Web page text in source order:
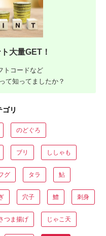
大量GET！
トコードなど
て知ってましたか？
リ
のどぐろ
ブリ ししゃも
グ タラ 鮎
穴子 鱧 刺身
つま揚げ じゃこ天